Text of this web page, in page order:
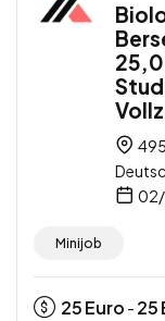
Minijob
25Euro - 25